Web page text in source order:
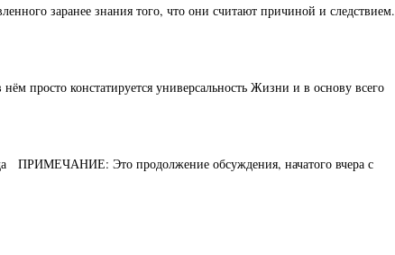
заранее знания того, что они считают причиной и следствием.
просто констатируется универсальность Жизни и в основу всего
ПРИМЕЧАНИЕ: Это продолжение обсуждения, начатого вчера с